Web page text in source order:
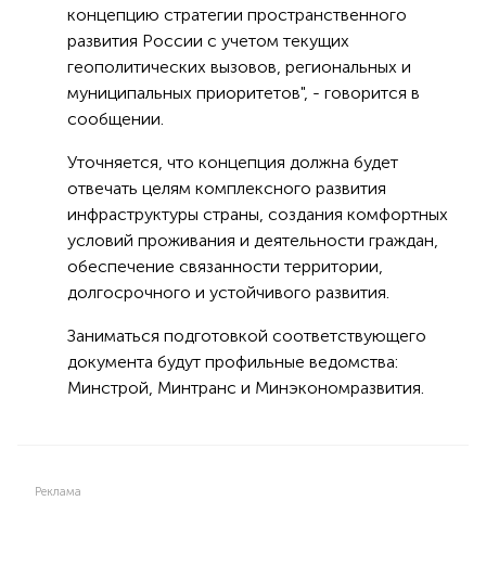
концепцию стратегии пространственного
развития России с учетом текущих
геополитических вызовов, региональных и
муниципальных приоритетов", - говорится в
сообщении.
Уточняется, что концепция должна будет
отвечать целям комплексного развития
инфраструктуры страны, создания комфортных
условий проживания и деятельности граждан,
обеспечение связанности территории,
долгосрочного и устойчивого развития.
Заниматься подготовкой соответствующего
документа будут профильные ведомства:
Минстрой, Минтранс и Минэкономразвития.
Реклама